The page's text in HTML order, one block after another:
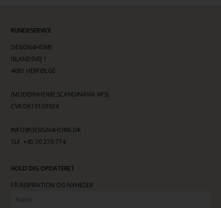
KUNDESERVICE
DESIGN4HOME
ISLANDSVEJ 1
4681 HERFØLGE
(MODERNHOME SCANDINAVIA APS)
CVR:DK10103924
INFO@DESIGN4HOME.DK
TLF. +45 70 270 774
HOLD DIG OPDATERET
FÅ INSPIRATION OG NYHEDER